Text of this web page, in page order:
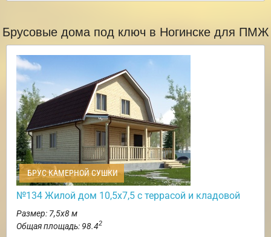
Брусовые дома под ключ в Ногинске для ПМЖ
БРУС КАМЕРНОЙ СУШКИ
№134 Жилой дом 10,5х7,5 с террасой и кладовой
Размер: 7,5х8 м
Общая площадь: 98.42